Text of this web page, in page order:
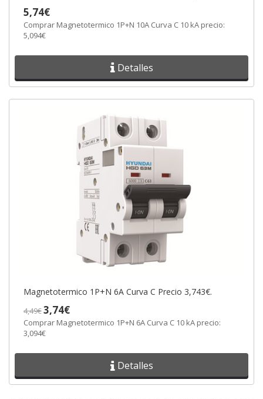
5,74€
Comprar Magnetotermico 1P+N 10A Curva C 10 kA precio:
5,094€
Detalles
Magnetotermico 1P+N 6A Curva C Precio 3,743€.
4,49€3,74€
Comprar Magnetotermico 1P+N 6A Curva C 10 kA precio:
3,094€
Detalles